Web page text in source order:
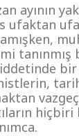
ayının
ufaktan
tanınmış